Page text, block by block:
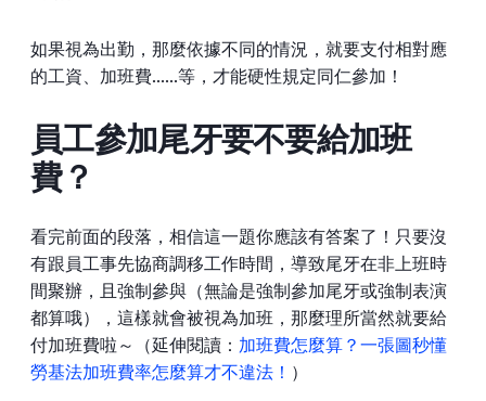
如果視為出勤，那麼依據不同的情況，就要支付相對應
的工資、加班費......等，才能硬性規定同仁參加！
員工參加尾牙要不要給加班
費？
看完前面的段落，相信這一題你應該有答案了！只要沒
有跟員工事先協商調移工作時間，導致尾牙在非上班時
間聚辦，且強制參與（無論是強制參加尾牙或強制表演
都算哦），這樣就會被視為加班，那麼理所當然就要給
付加班費啦～（延伸閱讀： 加班費怎麼算？一張圖秒懂
勞基法加班費率怎麼算才不違法！ ）